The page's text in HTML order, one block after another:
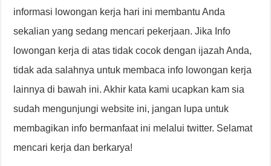
informasi lowongan kerja hari ini membantu Anda
sekalian yang sedang mencari pekerjaan. Jika Info
lowongan kerja di atas tidak cocok dengan ijazah Anda,
tidak ada salahnya untuk membaca info lowongan kerja
lainnya di bawah ini. Akhir kata kami ucapkan kam sia
sudah mengunjungi website ini, jangan lupa untuk
membagikan info bermanfaat ini melalui twitter. Selamat
mencari kerja dan berkarya!